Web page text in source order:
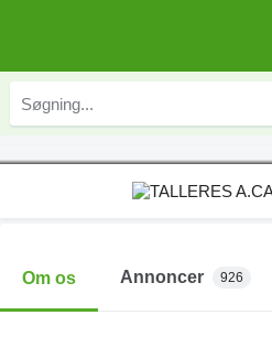
Om os Annoncer 926